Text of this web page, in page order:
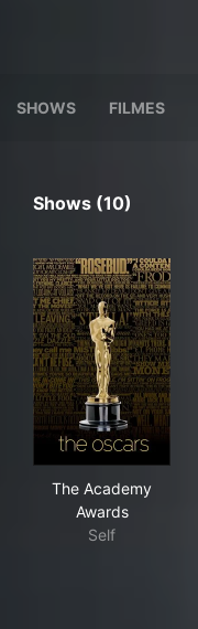
SHOWS FILMES
Shows (10)
The Academy
Awards
Self